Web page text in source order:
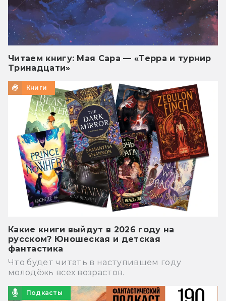
Читаем книгу: Мая Сара — «Терра и турнир
Тринадцати»
Книги
Какие книги выйдут в 2026 году на
русском? Юношеская и детская
фантастика
Что будет читать в наступившем году
молодёжь всех возрастов.
Подкасты